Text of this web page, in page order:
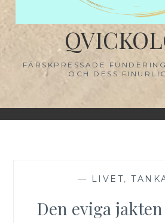
FÄRSKPRESSADE
OCH DESS
— LIVET,
Den eviga